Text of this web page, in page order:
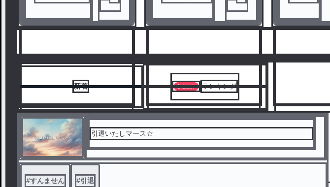
6 7 8
新着 ランキング
引退いたしマース☆
#すんません #引退